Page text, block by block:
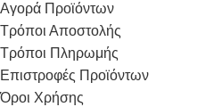
Αγορά Προϊόντων
Τρόποι Αποστολής
Τρόποι Πληρωμής
Επιστροφές Προϊόντων
Όροι Χρήσης